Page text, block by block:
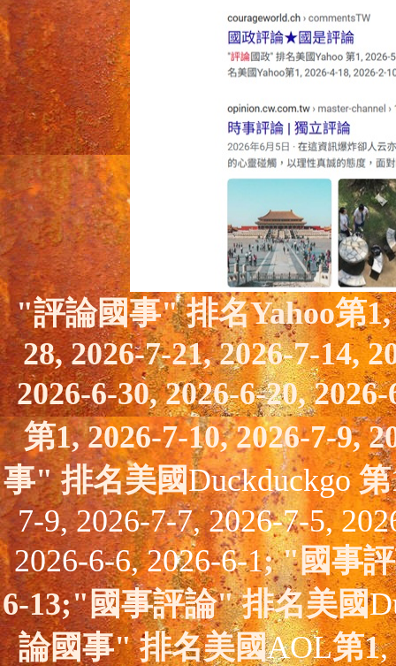
"評論國事"排名Yahoo第
28, 2026-7-21, 2026-7-14,
2026-6-30, 2026-6-20,2026-
第1, 2026-7-10, 2026-7-9,
事" 排名美國Duckduckgo第
7-9, 2026-7-7, 2026-7-5,
2026-6-6, 2026-6-1; "國事
6-13;"國事評論" 排名美國
論國事" 排名美國AOL第1,